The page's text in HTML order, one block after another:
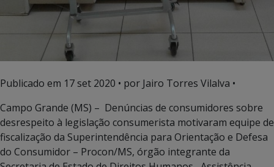
Publicado em 17 set 2020 • por Jairo Torres Vilalva •
Campo Grande (MS) – Denúncias de consumidores sobre
desrespeito à legislação consumerista motivaram equipe de
fiscalização da Superintendência para Orientação e Defesa
do Consumidor – Procon/MS, órgão integrante da